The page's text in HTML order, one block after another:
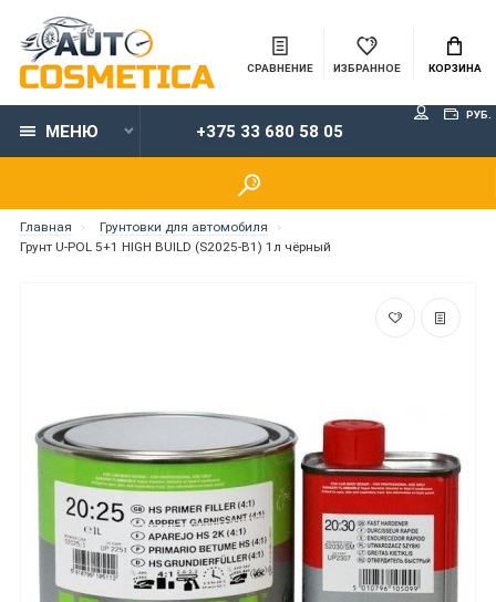
СРАВНЕНИЕ ИЗБРАННОЕ КОРЗИНА
МЕНЮ +375 33 680 58 05
РУБ.
Главная
Грунтовки для автомобиля
Грунт U-POL 5+1 HIGH BUILD (S2025-B1) 1л чёрный